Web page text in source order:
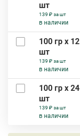
шт
139 ₽ за шт
в наличии
100 гр х 12
шт
139 ₽ за шт
в наличии
100 гр х 24
шт
139 ₽ за шт
в наличии